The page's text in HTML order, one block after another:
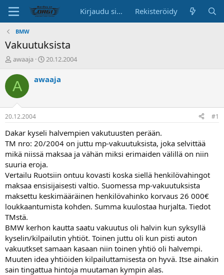
Kirjaudu sisään Rekisteröidy
BMW
Vakuutuksista
K
s
k
s
t
e
l
u
n
a
l
o
i
t
a
j
a
awaaja
A
o
p
ä
i
v
ä
20.12.2004
A awaaja
20.12.2004 #1
Dakar kyseli halvempien vakutuusten perään.
TM nro: 20/2004 on juttu mp-vakuutuksista, joka selvittää
mikä niissä maksaa ja vähän miksi erimaiden välillä on niin
suuria eroja.
Vertailu Ruotsiin ontuu kovasti koska siellä henkilövahingot
maksaa ensisijaisesti valtio. Suomessa mp-vakuutuksista
maksettu keskimääräinen henkilövahinko korvaus 26 000€
loukkaantumista kohden. Summa kuulostaa hurjalta. Tiedot
TMstä.
BMW kerhon kautta saatu vakuutus oli halvin kun syksyllä
kyselin/kilpailutin yhtiöt. Toinen juttu oli kun pisti auton
vakuutkset samaan kasaan niin toinen yhtiö oli halvempi.
Muuten idea yhtiöiden kilpailuttamisesta on hyvä. Itse ainakin
sain tingattua hintoja muutaman kympin alas.